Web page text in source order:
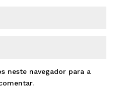
neste navegador para a